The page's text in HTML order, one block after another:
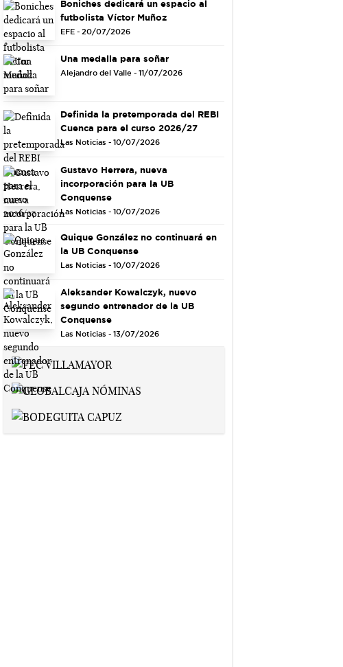
Boniches dedicará un espacio al
futbolista Víctor Muñoz
EFE - 20/07/2026
Una medalla para soñar
Alejandro del Valle - 11/07/2026
Definida la pretemporada del REBI
Cuenca para el curso 2026/27
Las Noticias - 10/07/2026
Gustavo Herrera, nueva
incorporación para la UB
Conquense
Las Noticias - 10/07/2026
Quique González no continuará en
la UB Conquense
Las Noticias - 10/07/2026
Aleksander Kowalczyk, nuevo
segundo entrenador de la UB
Conquense
Las Noticias - 13/07/2026